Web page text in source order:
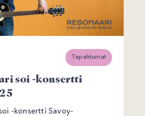
Tapahtumat
soi -konsertti
-konsertti Savoy-